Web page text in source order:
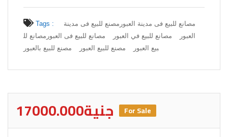
Tags : مصانع للبيع فى مدينة العبور مصنع للبيع فى مدينة
العبور
مصانع للبيع في العبور مصانع للبيع فى العبور مصانع لل
بيع العبور
مصنع للبيع العبور مصنع للبيع بالعبور
17000.000جنية For Sale